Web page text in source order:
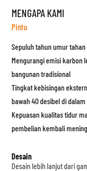
MENGAPA KAMI
Pintu
Sepuluh tahun umur
Mengurangi emisi karbon
bangunan tradisional
Tingkat kebisingan
bawah 40 desibel di
Kepuasan kualitas tidur
pembelian kembali
Desain
Desain lebih lanjut dari